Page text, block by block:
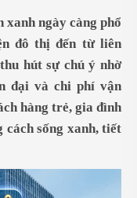
xanh ngày càng phổ
đô thị đến từ liên
hút sự chú ý nhờ
đại và chi phí vận
hàng trẻ, gia đình
cách sống xanh, tiết